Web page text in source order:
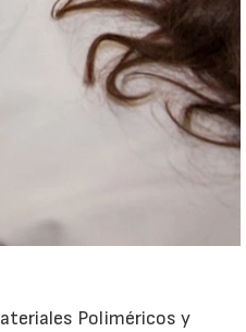
Poliméricos y